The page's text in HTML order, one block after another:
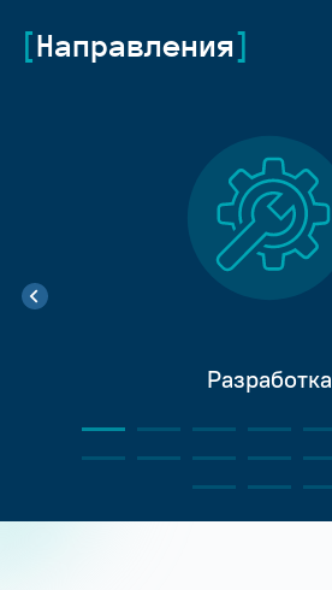
Направления
Разработка